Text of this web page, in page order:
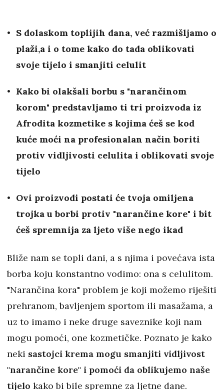
S dolaskom toplijih dana, već razmišljamo o
plaži,a i o tome kako do tada oblikovati
svoje tijelo i smanjiti celulit
Kako bi olakšali borbu s "narančinom
korom" predstavljamo ti tri proizvoda iz
Afrodita kozmetike s kojima ćeš se kod
kuće moći na profesionalan način boriti
protiv vidljivosti celulita i oblikovati svoje
tijelo
Ovi proizvodi postati će tvoja omiljena
trojka u borbi protiv "narančine kore" i bit
ćeš spremnija za ljeto više nego ikad
Bliže nam se topli dani, a s njima i povećava ista
borba koju konstantno vodimo: ona s celulitom.
"Narančina kora" problem je koji možemo riješiti
prehranom, bavljenjem sportom ili masažama, a
uz to imamo i neke druge saveznike koji nam
mogu pomoći, one kozmetičke. Poznato je kako
neki sastojci krema mogu smanjiti vidljivost
"narančine kore" i pomoći da oblikujemo naše
tijelo kako bi bile spremne za ljetne dane.